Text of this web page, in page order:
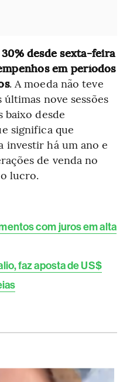
desde sexta-feira
em períodos
. A moeda não teve
nove sessões
baixo desde
significa que
investir há um ano e
de venda no
lucro.
com juros em alta
faz aposta de US$